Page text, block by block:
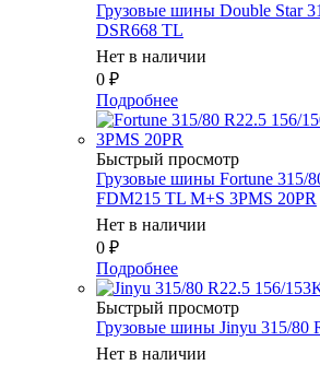
Грузовые шины Double Star
DSR668 TL
Нет в наличии
0 ₽
Подробнее
Быстрый просмотр
Грузовые шины Fortune 315/
FDM215 TL M+S 3PMS 20PR
Нет в наличии
0 ₽
Подробнее
Быстрый просмотр
Грузовые шины Jinyu 315/80
Нет в наличии